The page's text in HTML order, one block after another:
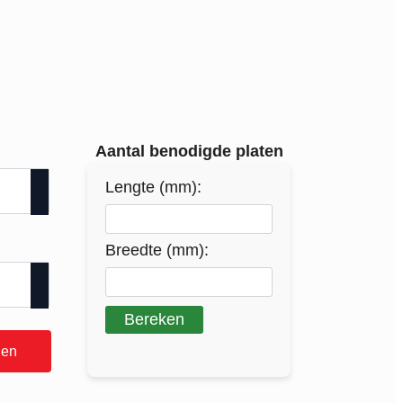
Aantal benodigde platen
Lengte (mm):
Breedte (mm):
Bereken